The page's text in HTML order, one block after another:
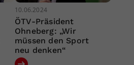
10.06.2024
ÖTV-Präsident
Ohneberg: „Wir
müssen den Sport
neu denken“